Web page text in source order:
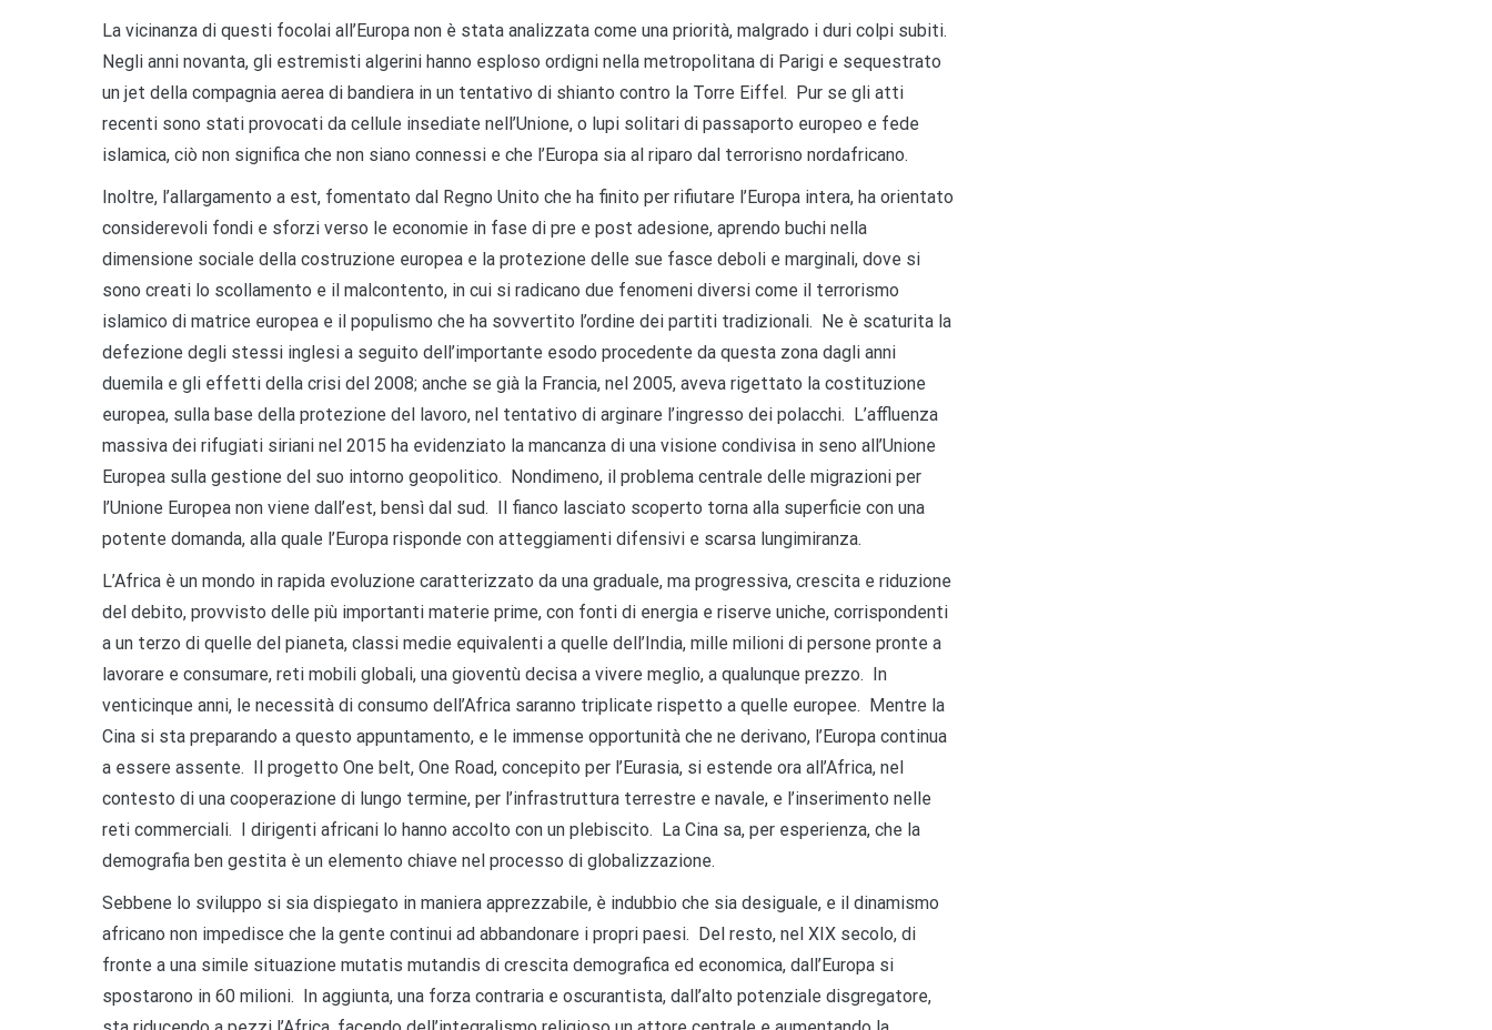
La vicinanza di questi focolai all’Europa non è stata analizzata come una priorità, malgrado i duri colpi subiti.
Negli anni novanta, gli estremisti algerini hanno esploso ordigni nella metropolitana di Parigi e sequestrato
un jet della compagnia aerea di bandiera in un tentativo di shianto contro la Torre Eiffel. Pur se gli atti
recenti sono stati provocati da cellule insediate nell’Unione, o lupi solitari di passaporto europeo e fede
islamica, ciò non significa che non siano connessi e che l’Europa sia al riparo dal terrorisno nordafricano.
Inoltre, l’allargamento a est, fomentato dal Regno Unito che ha finito per rifiutare l’Europa intera, ha orientato
considerevoli fondi e sforzi verso le economie in fase di pre e post adesione, aprendo buchi nella
dimensione sociale della costruzione europea e la protezione delle sue fasce deboli e marginali, dove si
sono creati lo scollamento e il malcontento, in cui si radicano due fenomeni diversi come il terrorismo
islamico di matrice europea e il populismo che ha sovvertito l’ordine dei partiti tradizionali. Ne è scaturita la
defezione degli stessi inglesi a seguito dell’importante esodo procedente da questa zona dagli anni
duemila e gli effetti della crisi del 2008; anche se già la Francia, nel 2005, aveva rigettato la costituzione
europea, sulla base della protezione del lavoro, nel tentativo di arginare l’ingresso dei polacchi. L’affluenza
massiva dei rifugiati siriani nel 2015 ha evidenziato la mancanza di una visione condivisa in seno all’Unione
Europea sulla gestione del suo intorno geopolitico. Nondimeno, il problema centrale delle migrazioni per
l’Unione Europea non viene dall’est, bensì dal sud. Il fianco lasciato scoperto torna alla superficie con una
potente domanda, alla quale l’Europa risponde con atteggiamenti difensivi e scarsa lungimiranza.
L’Africa è un mondo in rapida evoluzione caratterizzato da una graduale, ma progressiva, crescita e riduzione
del debito, provvisto delle più importanti materie prime, con fonti di energia e riserve uniche, corrispondenti
a un terzo di quelle del pianeta, classi medie equivalenti a quelle dell’India, mille milioni di persone pronte a
lavorare e consumare, reti mobili globali, una gioventù decisa a vivere meglio, a qualunque prezzo. In
venticinque anni, le necessità di consumo dell’Africa saranno triplicate rispetto a quelle europee. Mentre la
Cina si sta preparando a questo appuntamento, e le immense opportunità che ne derivano, l’Europa continua
a essere assente. Il progetto One belt, One Road, concepito per l’Eurasia, si estende ora all’Africa, nel
contesto di una cooperazione di lungo termine, per l’infrastruttura terrestre e navale, e l’inserimento nelle
reti commerciali. I dirigenti africani lo hanno accolto con un plebiscito. La Cina sa, per esperienza, che la
demografia ben gestita è un elemento chiave nel processo di globalizzazione.
Sebbene lo sviluppo si sia dispiegato in maniera apprezzabile, è indubbio che sia desiguale, e il dinamismo
africano non impedisce che la gente continui ad abbandonare i propri paesi. Del resto, nel XIX secolo, di
fronte a una simile situazione mutatis mutandis di crescita demografica ed economica, dall’Europa si
spostarono in 60 milioni. In aggiunta, una forza contraria e oscurantista, dall’alto potenziale disgregatore,